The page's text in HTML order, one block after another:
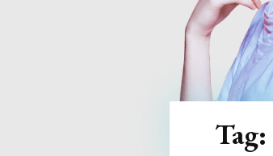
Tag: